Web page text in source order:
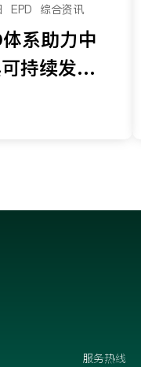
EPD 综合资讯
系助力中
持续发展
服务热线